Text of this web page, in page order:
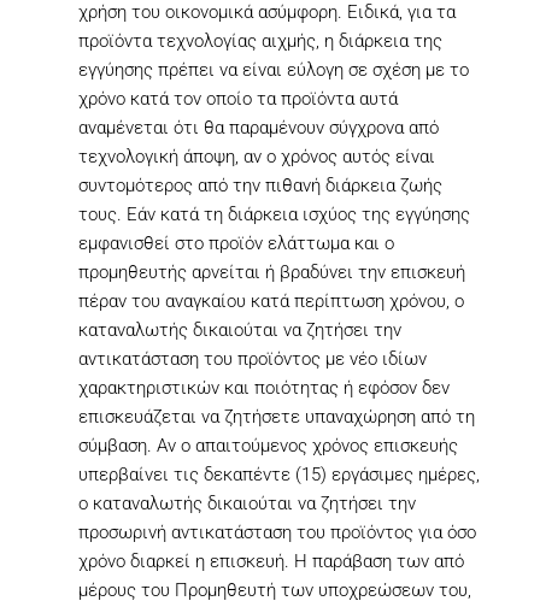
χρήση του οικονομικά ασύμφορη. Ειδικά, για τα
προϊόντα τεχνολογίας αιχμής, η διάρκεια της
εγγύησης πρέπει να είναι εύλογη σε σχέση με το
χρόνο κατά τον οποίο τα προϊόντα αυτά
αναμένεται ότι θα παραμένουν σύγχρονα από
τεχνολογική άποψη, αν ο χρόνος αυτός είναι
συντομότερος από την πιθανή διάρκεια ζωής
τους. Εάν κατά τη διάρκεια ισχύος της εγγύησης
εμφανισθεί στο προϊόν ελάττωμα και ο
προμηθευτής αρνείται ή βραδύνει την επισκευή
πέραν του αναγκαίου κατά περίπτωση χρόνου, ο
καταναλωτής δικαιούται να ζητήσει την
αντικατάσταση του προϊόντος με νέο ιδίων
χαρακτηριστικών και ποιότητας ή εφόσον δεν
επισκευάζεται να ζητήσετε υπαναχώρηση από τη
σύμβαση. Αν ο απαιτούμενος χρόνος επισκευής
υπερβαίνει τις δεκαπέντε (15) εργάσιμες ημέρες,
ο καταναλωτής δικαιούται να ζητήσει την
προσωρινή αντικατάσταση του προϊόντος για όσο
χρόνο διαρκεί η επισκευή. Η παράβαση των από
μέρους του Προμηθευτή των υποχρεώσεων του,